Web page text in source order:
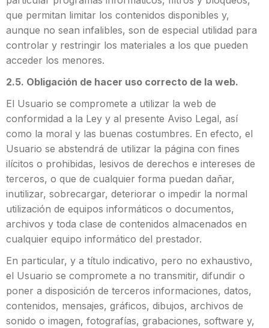
que permitan limitar los contenidos disponibles y,
aunque no sean infalibles, son de especial utilidad para
controlar y restringir los materiales a los que pueden
acceder los menores.
2.5. Obligación de hacer uso correcto de la web.
El Usuario se compromete a utilizar la web de
conformidad a la Ley y al presente Aviso Legal, así
como la moral y las buenas costumbres. En efecto, el
Usuario se abstendrá de utilizar la página con fines
ilícitos o prohibidas, lesivos de derechos e intereses de
terceros, o que de cualquier forma puedan dañar,
inutilizar, sobrecargar, deteriorar o impedir la normal
utilización de equipos informáticos o documentos,
archivos y toda clase de contenidos almacenados en
cualquier equipo informático del prestador.
En particular, y a título indicativo, pero no exhaustivo,
el Usuario se compromete a no transmitir, difundir o
poner a disposición de terceros informaciones, datos,
contenidos, mensajes, gráficos, dibujos, archivos de
sonido o imagen, fotografías, grabaciones, software y,